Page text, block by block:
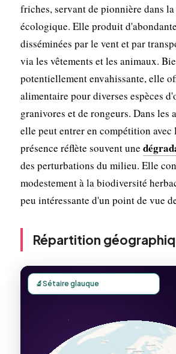
friches, servant de pionnière dans
écologique. Elle produit
disséminées par le vent et par
via les vêtements et les animaux.
potentiellement envahissante, elle
alimentaire pour diverses espèces
granivores et de rongeurs. Dans les
elle peut entrer en compétition avec
présence réflète souvent une
des perturbations du milieu. Elle
modestement à la biodiversité
peu intéressante d'un point de vue
Répartition